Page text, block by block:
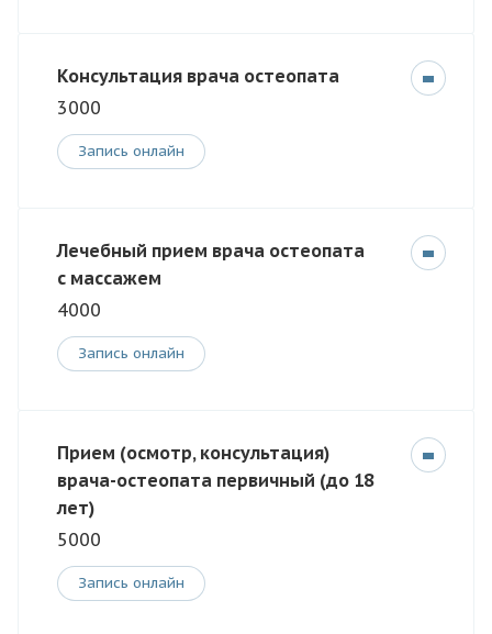
Консультация врача остеопата
3000
Запись онлайн
Лечебный прием врача остеопата
с массажем
4000
Запись онлайн
Прием (осмотр, консультация)
врача-остеопата первичный (до 18
лет)
5000
Запись онлайн